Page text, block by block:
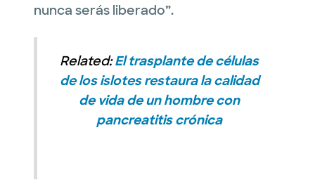
nunca serás liberado”.
Related:El trasplante de células
de los islotes restaura la calidad
de vida de un hombre con
pancreatitis crónica